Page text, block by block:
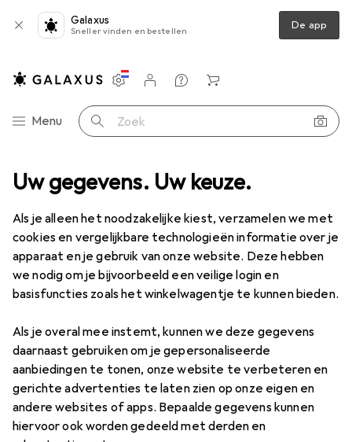
Uw gegevens. Uw keuze.
Als je alleen het noodzakelijke kiest, verzamelen we met
cookies en vergelijkbare technologieën informatie over je
apparaat en je gebruik van onze website. Deze hebben
we nodig om je bijvoorbeeld een veilige login en
basisfuncties zoals het winkelwagentje te kunnen bieden.
Als je overal mee instemt, kunnen we deze gegevens
daarnaast gebruiken om je gepersonaliseerde
aanbiedingen te tonen, onze website te verbeteren en
gerichte advertenties te laten zien op onze eigen en
andere websites of apps. Bepaalde gegevens kunnen
hiervoor ook worden gedeeld met derden en
Galaxus
Sneller vinden en bestellen De app
Categorie navigatie
Menu Zoek op
Instellingen
Klantenaccount
Produktvergelijking
Verlanglijstje
Winkelmandje